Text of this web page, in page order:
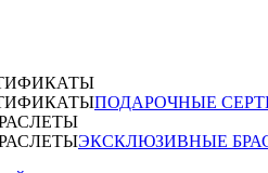
ПОДАРОЧНЫЕ
ЭКСКЛЮЗИВНЫЕ